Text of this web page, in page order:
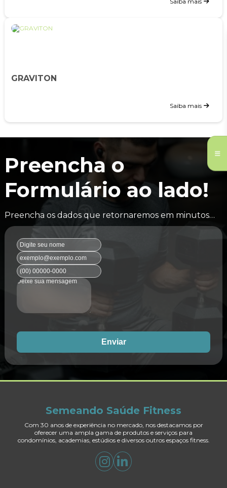
GRAVITON
Saiba mais
Preencha o
Formulário ao lado!
Preencha os dados que retornaremos em minutos…
Enviar
Semeando Saúde Fitness
Com 30 anos de experiência no mercado, nos destacamos por
oferecer uma ampla gama de produtos e serviços para
condomínios, academias, estúdios e diversos outros espaços fitness.